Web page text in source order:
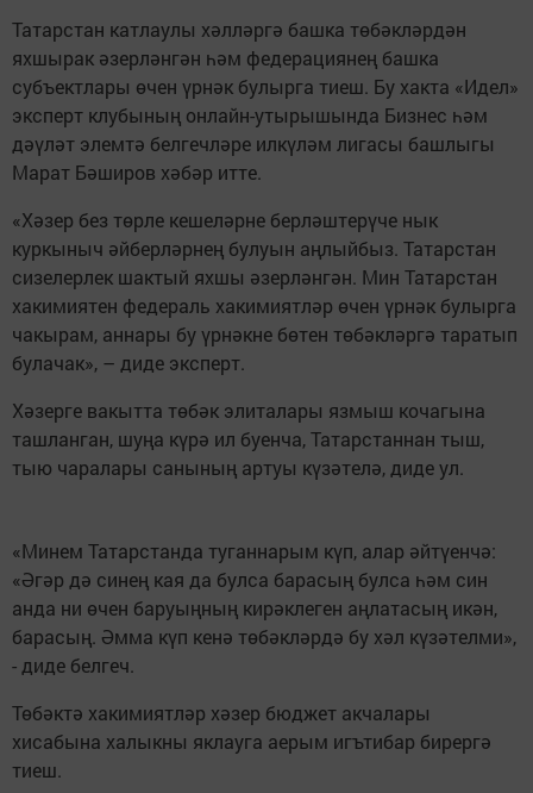
Татарстан катлаулы хәлләргә башка төбәкләрдән
яхшырак әзерләнгән һәм федерациянең башка
субъектлары өчен үрнәк булырга тиеш. Бу хакта «Идел»
эксперт клубының онлайн-утырышында Бизнес һәм
дәүләт элемтә белгечләре илкүләм лигасы башлыгы
Марат Бәширов хәбәр итте.
«Хәзер без төрле кешеләрне берләштерүче нык
куркыныч әйберләрнең булуын аңлыйбыз. Татарстан
сизелерлек шактый яхшы әзерләнгән. Мин Татарстан
хакимиятен федераль хакимиятләр өчен үрнәк булырга
чакырам, аннары бу үрнәкне бөтен төбәкләргә таратып
булачак», – диде эксперт.
Хәзерге вакытта төбәк элиталары язмыш кочагына
ташланган, шуңа күрә ил буенча, Татарстаннан тыш,
тыю чаралары санының артуы күзәтелә, диде ул.
«Минем Татарстанда туганнарым күп, алар әйтүенчә:
«Әгәр дә синең кая да булса барасың булса һәм син
анда ни өчен баруыңның кирәклеген аңлатасың икән,
барасың. Әмма күп кенә төбәкләрдә бу хәл күзәтелми»,
- диде белгеч.
Төбәктә хакимиятләр хәзер бюджет акчалары
хисабына халыкны яклауга аерым игътибар бирергә
тиеш.